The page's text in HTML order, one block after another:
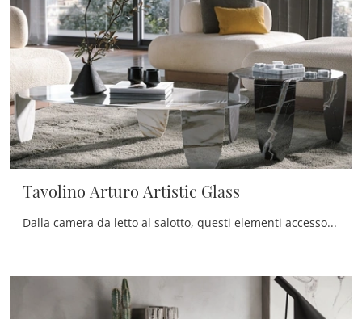
Tavolino Arturo Artistic Glass
Dalla camera da letto al salotto, questi elementi accessori sono oggetti essenziali per ultimare al meglio le qualità pratiche e le doti estetiche ...